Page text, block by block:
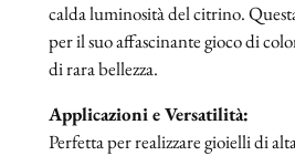
calda luminosità del citrino.
per il suo affascinante gioco di
di rara bellezza.
Applicazioni e Versatilità:
Perfetta per realizzare gioielli di